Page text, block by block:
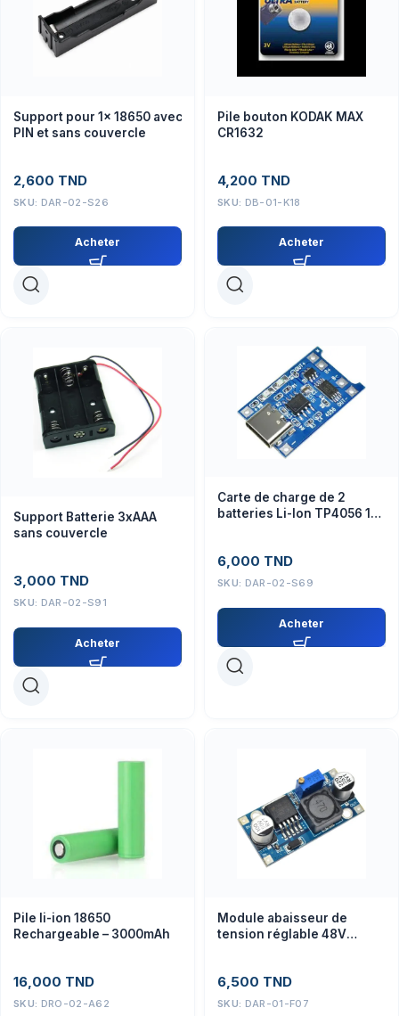
Support pour 1x 18650 avec
PIN et sans couvercle
2,600 TND
SKU: DAR-02-S26
Acheter
Pile bouton KODAK MAX
CR1632
4,200 TND
SKU: DB-01-K18
Acheter
Support Batterie 3xAAA
sans couvercle
3,000 TND
SKU: DAR-02-S91
Acheter
Carte de charge de 2
batteries Li-Ion TP4056 1A
6,000 TND
SKU: DAR-02-S69
Acheter
Pile li-ion 18650
Rechargeable – 3000mAh
16,000 TND
SKU: DRO-02-A62
Module abaisseur de
tension réglable 48V
6,500 TND
SKU: DAR-01-F07